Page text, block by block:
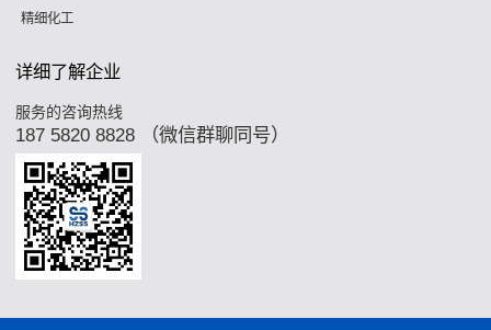
精细化工
详细了解企业
服务的咨询热线
187 5820 8828 （微信群聊同号）